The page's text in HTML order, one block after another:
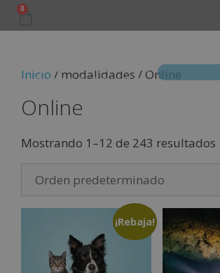
0
Inicio / modalidades / Online
Online
Mostrando 1–12 de 243 resultados
¡Rebaja!